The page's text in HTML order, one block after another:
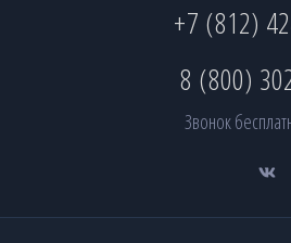
+7 (812)
8 (800)
Звонок